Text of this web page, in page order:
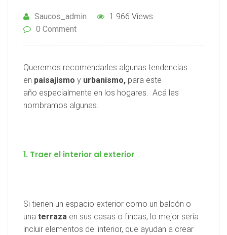
Saucos_admin
1.966 Views
0 Comment
Queremos recomendarles algunas tendencias
en paisajismo y urbanismo, para este
año especialmente en los hogares. Acá les
nombramos algunas.
1. Traer el interior al exterior
Si tienen un espacio exterior como un balcón o
una terraza en sus casas o fincas, lo mejor sería
incluir elementos del interior, que ayudan a crear